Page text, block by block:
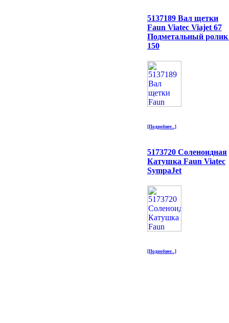
5137189 Вал щетки
Faun Viatec Viajet 67
Подметальный
150
[Подробнее...]
5173720 Соленоидная
Катушка Faun Viatec
SympaJet
[Подробнее...]